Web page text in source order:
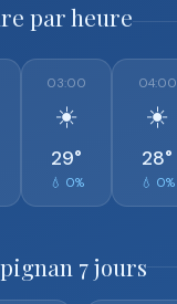
par heure
03:00
☀️
29°
💧 0%
04:00
☀️
28°
💧 0%
7 jours